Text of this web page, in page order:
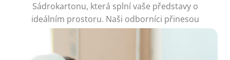
Sádrokartonu, která splní vaše představy o
ideálním prostoru. Naši odborníci přinesou
kvalitu, kterou hledáte.